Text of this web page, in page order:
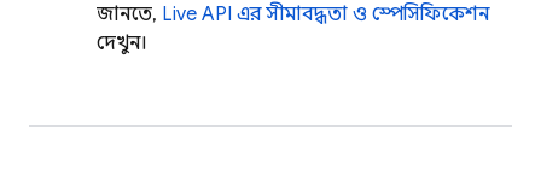
জানতে, Live API এর সীমাবদ্ধতা ও স্পেসিফিকেশন
দেখুন।